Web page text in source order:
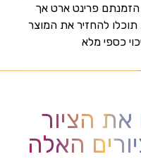
הזמנתם פרינט ארט אך
להחזיר את המוצר
כספי מלא
הציור
האלה